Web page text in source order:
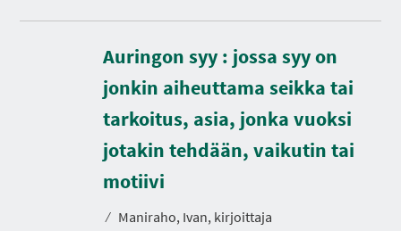
Auringon syy : jossa syy on
jonkin aiheuttama seikka tai
tarkoitus, asia, jonka vuoksi
jotakin tehdään, vaikutin tai
motiivi
⁄ Maniraho, Ivan, kirjoittaja
D
u
r
a
i